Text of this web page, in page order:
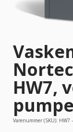
HW7,
pumpe
Varenummer (SKU): HW7